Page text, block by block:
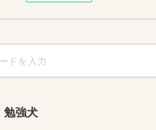
勉強犬